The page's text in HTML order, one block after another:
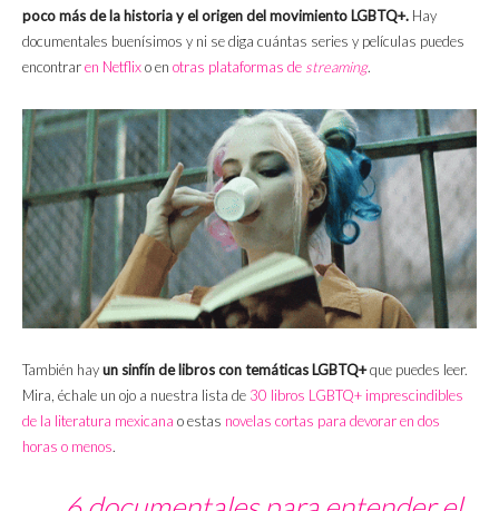
poco más de la historia y el origen del movimiento LGBTQ+. Hay
documentales buenísimos y ni se diga cuántas series y películas puedes
encontraren Netflixo en otras plataformas de streaming.
También hayun sinfín de libros con temáticas LGBTQ+que puedes leer.
Mira, échale un ojo a nuestra lista de 30 libros LGBTQ+ imprescindibles
de la literatura mexicana o estas novelas cortas para devorar en dos
horas o menos.